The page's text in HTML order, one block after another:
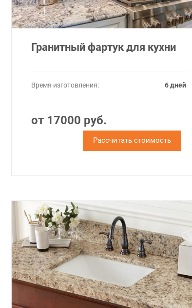
Гранитный фартук для кухни
Время изготовления: 6 дней
от 17000 руб.
Рассчитать стоимость